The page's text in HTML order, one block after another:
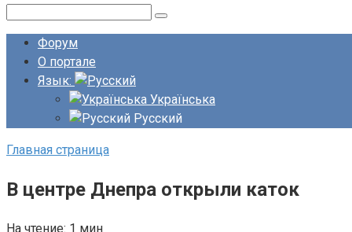
Форум
О портале
Язык:
Українська
Русский
Главная страница
В центре Днепра открыли каток
На чтение: 1 мин